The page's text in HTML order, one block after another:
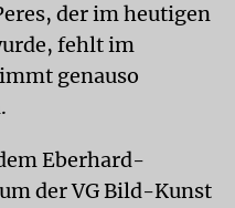
der im heutigen
fehlt im
genauso
Eberhard-
der VG Bild-Kunst